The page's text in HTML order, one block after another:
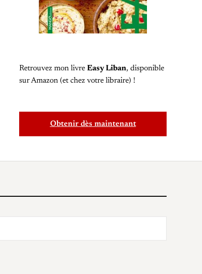
Retrouvez mon livre Easy Liban, disponible
sur Amazon (et chez votre libraire) !
Obtenir dès maintenant